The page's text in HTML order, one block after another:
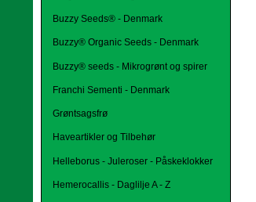
Buzzy Seeds® - Denmark
Buzzy® Organic Seeds - Denmark
Buzzy® seeds - Mikrogrønt og spirer
Franchi Sementi - Denmark
Grøntsagsfrø
Haveartikler og Tilbehør
Helleborus - Juleroser - Påskeklokker
Hemerocallis - Daglilje A - Z